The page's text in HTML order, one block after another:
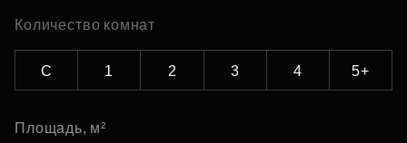
Количество комнат
С 1 2 3 4 5+
Площадь, м²